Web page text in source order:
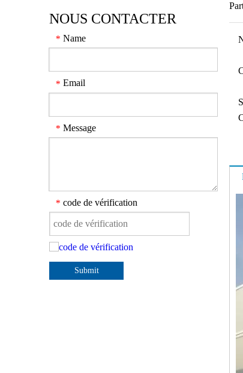
NOUS CONTACTER
* Name
* Email
* Message
* code de vérification
Submit